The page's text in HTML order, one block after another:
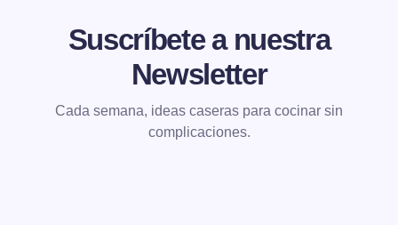
Suscríbete a nuestra
Newsletter
Cada semana, ideas caseras para cocinar sin
complicaciones.